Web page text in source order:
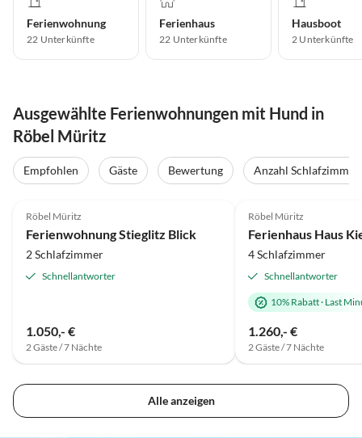
Ferienwohnung
22 Unterkünfte
Ferienhaus
22 Unterkünfte
Hausboot
2 Unterkünfte
Ausgewählte Ferienwohnungen mit Hund in
Röbel Müritz
Empfohlen Gäste Bewertung Anzahl Schlafzimmer
Röbel Müritz
Ferienwohnung Stieglitz Blick
2 Schlafzimmer
Schnellantworter
1.050,- €
2 Gäste / 7 Nächte
Röbel Müritz
Ferienhaus Haus
4 Schlafzimmer
Schnellantworter
10% Rabatt· Last
1.260,- €
2 Gäste / 7 Nächte
Alle anzeigen